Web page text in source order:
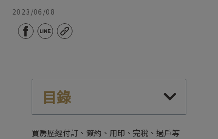
2023/06/08
目錄
買房歷經付訂、簽約、用印、完稅、過戶等